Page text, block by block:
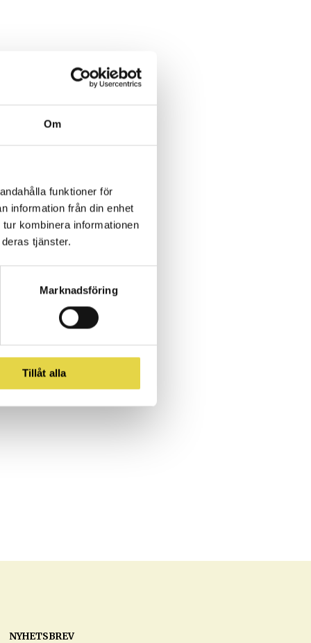
Om
funktioner för
information från din enhet
kombinera informationen
tjänster.
Marknadsföring
Tillåt alla
pilates på
ansvarig.
NYHETSBREV